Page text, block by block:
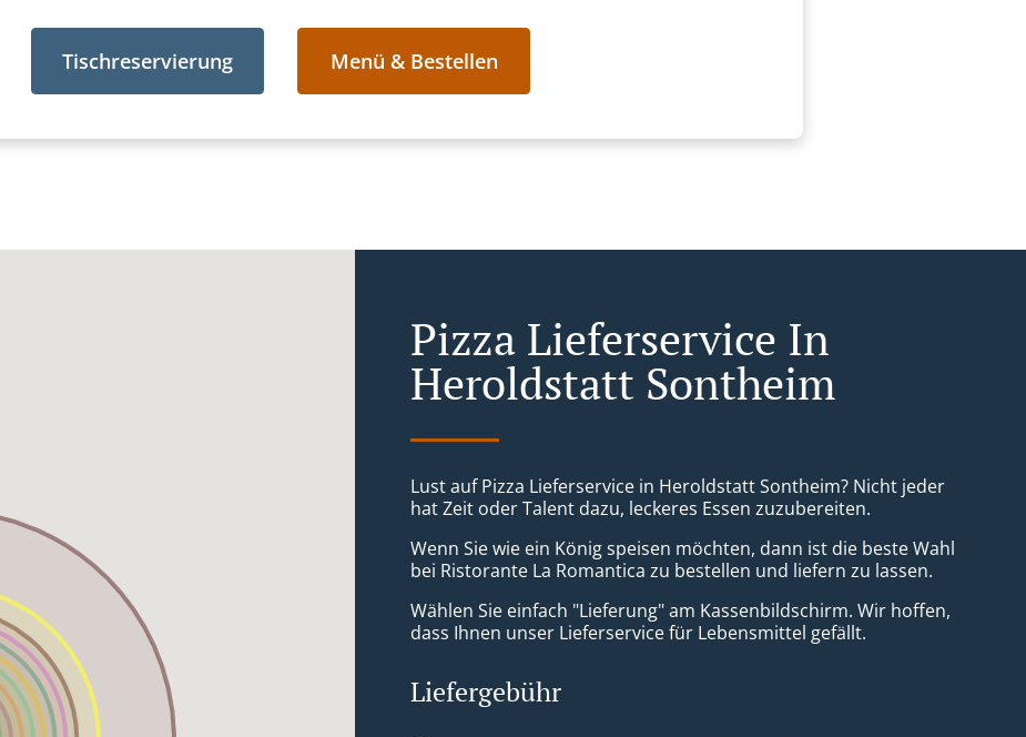
Tischreservierung Menü & Bestellen
Pizza Lieferservice In
Heroldstatt Sontheim
Lust auf Pizza Lieferservice in Heroldstatt Sontheim? Nicht jeder
hat Zeit oder Talent dazu, leckeres Essen zuzubereiten.
Wenn Sie wie ein König speisen möchten, dann ist die beste Wahl
bei Ristorante La Romantica zu bestellen und liefern zu lassen.
Wählen Sie einfach "Lieferung" am Kassenbildschirm. Wir hoffen,
dass Ihnen unser Lieferservice für Lebensmittel gefällt.
Liefergebühr